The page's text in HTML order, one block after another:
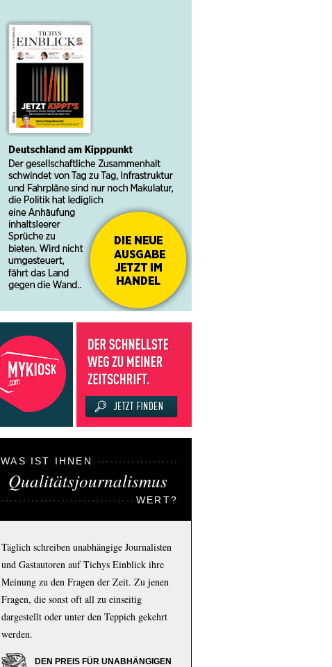
WAS IST IHNEN
Qualitätsjournalismus
WERT?
Täglich schreiben unabhängige Journalisten
und Gastautoren auf Tichys Einblick ihre
Meinung zu den Fragen der Zeit. Zu jenen
Fragen, die sonst oft all zu einseitig
dargestellt oder unter den Teppich gekehrt
werden.
DEN PREIS FÜR UNABHÄNGIGEN